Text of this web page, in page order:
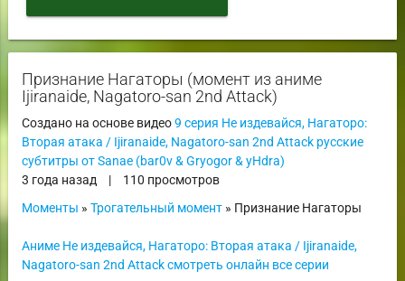
Признание Нагаторы (момент из аниме
Ijiranaide, Nagatoro-san 2nd Attack)
Создано на основе видео9 серия Не издевайся, Нагаторо:
Вторая атака / Ijiranaide, Nagatoro-san 2nd Attack русские
субтитры от Sanae (bar0v & Gryogor & yHdra)
3 года назад
|
110 просмотров
Моменты » Трогательный момент» Признание Нагаторы
Аниме Не издевайся, Нагаторо: Вторая атака / Ijiranaide,
Nagatoro-san 2nd Attack смотреть онлайн все серии